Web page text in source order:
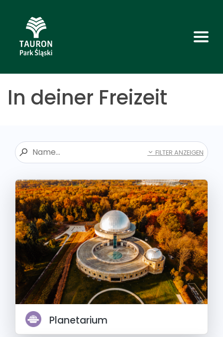
In deiner Freizeit
FILTER ANZEIGEN
Planetarium